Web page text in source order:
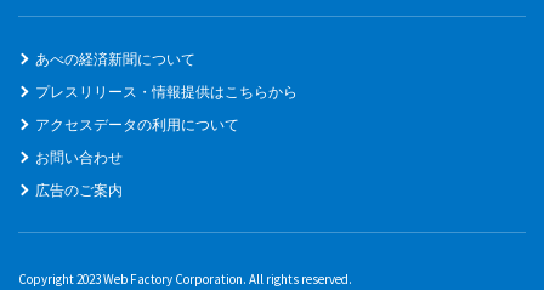
あべの経済新聞について
プレスリリース・情報提供はこちらから
アクセスデータの利用について
お問い合わせ
広告のご案内
Copyright 2023 Web Factory Corporation. All rights reserved.